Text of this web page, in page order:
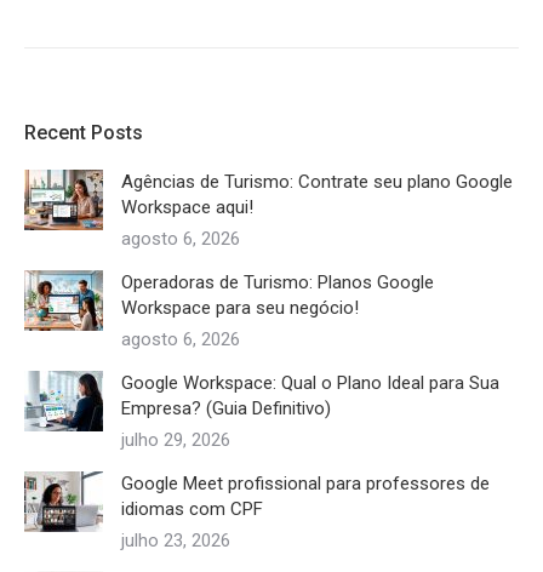
Recent Posts
Agências de Turismo: Contrate seu plano Google
Workspace aqui!
agosto 6, 2026
Operadoras de Turismo: Planos Google
Workspace para seu negócio!
agosto 6, 2026
Google Workspace: Qual o Plano Ideal para Sua
Empresa? (Guia Definitivo)
julho 29, 2026
Google Meet profissional para professores de
idiomas com CPF
julho 23, 2026